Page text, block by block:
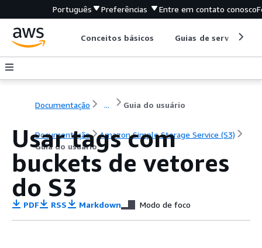
Português Preferências Entre em contato conosco
Conceitos básicos Guias de serviço
Documentação ... Guia do usuário
Documentação
Amazon Simple Storage Service (S3)
Guia do usuário
Usar tags com
buckets de vetores
do S3
PDF RSS Markdown Modo de foco